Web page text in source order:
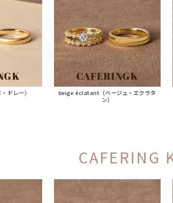
ドレー）
beige èclatant（ベージュ・エクラタ
ン）
CAFERING